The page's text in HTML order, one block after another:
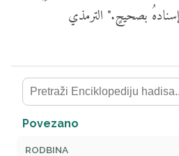
بصحيحٍ." الترمذي
Povezano
RODBINA